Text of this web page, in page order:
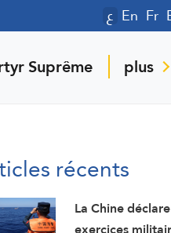
ع En Fr
Suprême plus
récents
La Chine